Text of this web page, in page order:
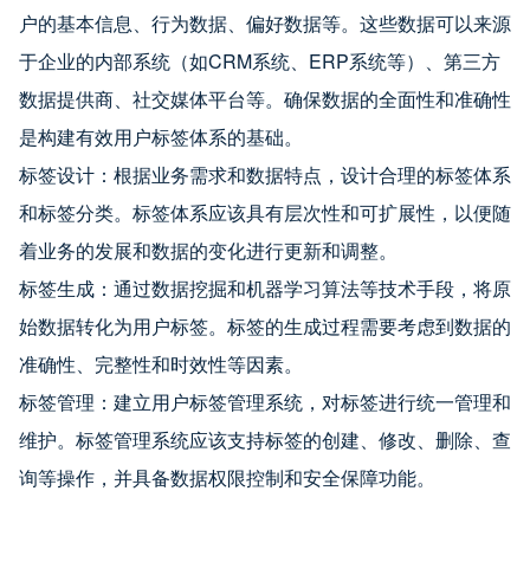
户的基本信息、行为数据、偏好数据等。这些数据可以来源
于企业的内部系统（如CRM系统、ERP系统等）、第三方
数据提供商、社交媒体平台等。确保数据的全面性和准确性
是构建有效用户标签体系的基础。
标签设计：根据业务需求和数据特点，设计合理的标签体系
和标签分类。标签体系应该具有层次性和可扩展性，以便随
着业务的发展和数据的变化进行更新和调整。
标签生成：通过数据挖掘和机器学习算法等技术手段，将原
始数据转化为用户标签。标签的生成过程需要考虑到数据的
准确性、完整性和时效性等因素。
标签管理：建立用户标签管理系统，对标签进行统一管理和
维护。标签管理系统应该支持标签的创建、修改、删除、查
询等操作，并具备数据权限控制和安全保障功能。